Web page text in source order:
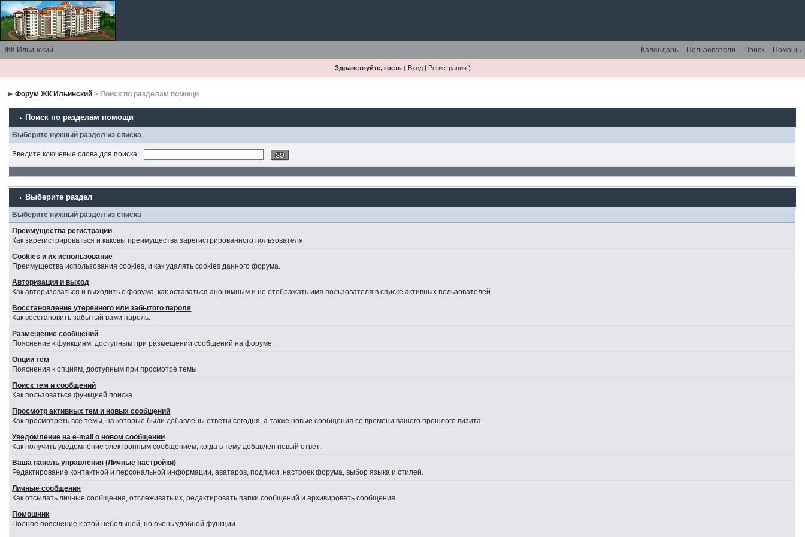
ЖК Ильинский Помощь
Поиск
Пользователи
Календарь
Здравствуйте, гость( Вход| Регистрация)
Форум ЖК Ильинский > Поиск по разделам помощи
Поиск по разделам помощи
Выберите нужный раздел из списка
Введите ключевые слова для поиска
Выберите раздел
Выберите нужный раздел из списка
Преимущества регистрации
Как зарегистрироваться и каковы преимущества зарегистрированного пользователя.
Cookies и их использование
Преимущества использования cookies, и как удалять cookies данного форума.
Авторизация и выход
Как авторизоваться и выходить с форума, как оставаться анонимным и не отображать имя пользователя в списке активных пользователей.
Восстановление утерянного или забытого пароля
Как восстановить забытый вами пароль.
Размещение сообщений
Пояснение к функциям, доступным при размещении сообщений на форуме.
Опции тем
Пояснения к опциям, доступным при просмотре темы.
Поиск тем и сообщений
Как пользоваться функцией поиска.
Просмотр активных тем и новых сообщений
Как просмотреть все темы, на которые были добавлены ответы сегодня, а также новые сообщения со времени вашего прошлого визита.
Уведомление на е-mail о новом сообщении
Как получить уведомление электронным сообщением, когда в тему добавлен новый ответ.
Ваша панель управления (Личные настройки)
Редактирование контактной и персональной информации, аватаров, подписи, настроек форума, выбор языка и стилей.
Личные сообщения
Как отсылать личные сообщения, отслеживать их, редактировать папки сообщений и архивировать сообщения.
Помошник
Полное пояснение к этой небольшой, но очень удобной функции